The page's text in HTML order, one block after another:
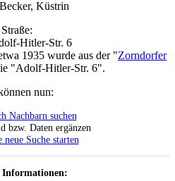
Straße:
Hitler-Str. 6
1935 wurde aus der "Zorndorfer
"Adolf-Hitler-Str. 6".
nun:
Nachbarn suchen
bzw. Daten ergänzen
neue Suche starten
Informationen: